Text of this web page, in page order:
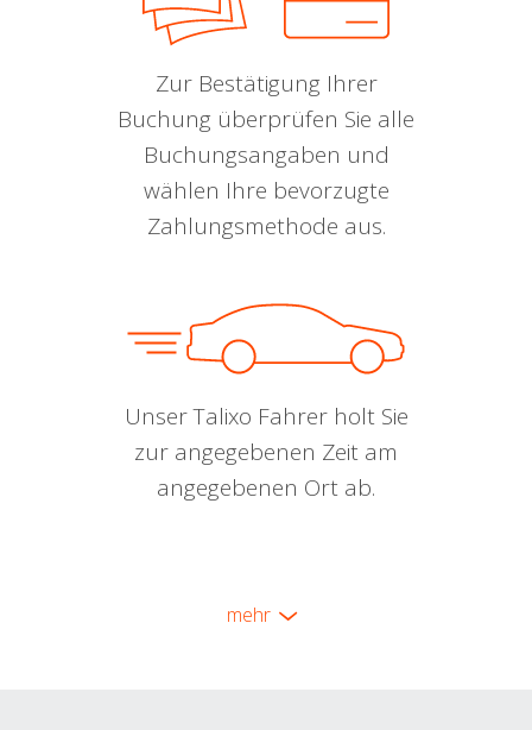
Zur Bestätigung Ihrer
Buchung überprüfen Sie alle
Buchungsangaben und
wählen Ihre bevorzugte
Zahlungsmethode aus.
Unser Talixo Fahrer holt Sie
zur angegebenen Zeit am
angegebenen Ort ab.
mehr